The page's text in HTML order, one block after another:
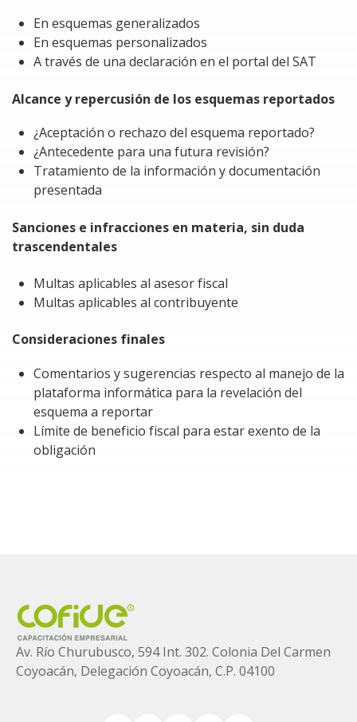
En esquemas generalizados
En esquemas personalizados
A través de una declaración en el portal del SAT
Alcance y repercusión de los esquemas reportados
¿Aceptación o rechazo del esquema reportado?
¿Antecedente para una futura revisión?
Tratamiento de la información y documentación
presentada
Sanciones e infracciones en materia, sin duda
trascendentales
Multas aplicables al asesor fiscal
Multas aplicables al contribuyente
Consideraciones finales
Comentarios y sugerencias respecto al manejo de la
plataforma informática para la revelación del
esquema a reportar
Límite de beneficio fiscal para estar exento de la
obligación
Av. Río Churubusco, 594 Int. 302. Colonia Del Carmen
Coyoacán, Delegación Coyoacán, C.P. 04100